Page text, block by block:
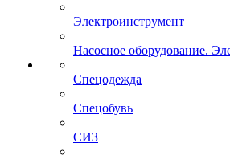
Электроинструмент
Насосное оборудование.
Спецодежда
Спецобувь
СИЗ